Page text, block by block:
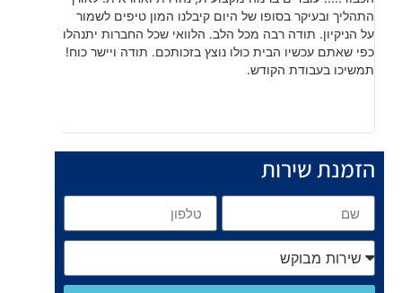
התהליך ובעיקר בסופו של היום קיבלנו המון טיפים לשמור
על הניקיון. תודה רבה מכל הלב. הלוואי שכל החברות יתנהלו
כפי שאתם עכשיו הבית כולו נוצץ בזכותכם. תודה ויישר כוח!
תמשיכו בעבודת הקודש.
הזמנת שירות